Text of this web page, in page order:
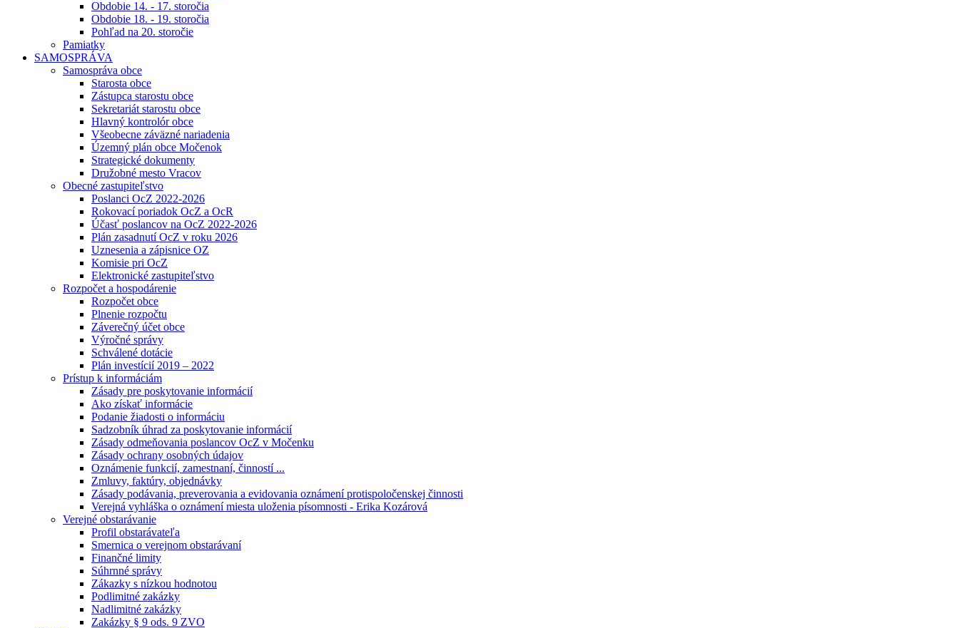
Obdobie 14. - 17. storočia
Obdobie 18. - 19. storočia
Pohľad na 20. storočie
Pamiatky
SAMOSPRÁVA
Samospráva obce
Starosta obce
Zástupca starostu obce
Sekretariát starostu obce
Hlavný kontrolór obce
Všeobecne záväzné nariadenia
Územný plán obce Močenok
Strategické dokumenty
Družobné mesto Vracov
Obecné zastupiteľstvo
Poslanci OcZ 2022-2026
Rokovací poriadok OcZ a OcR
Účasť poslancov na OcZ 2022-2026
Plán zasadnutí OcZ v roku 2026
Uznesenia a zápisnice OZ
Komisie pri OcZ
Elektronické zastupiteľstvo
Rozpočet a hospodárenie
Rozpočet obce
Plnenie rozpočtu
Záverečný účet obce
Výročné správy
Schválené dotácie
Plán investícií 2019 – 2022
Prístup k informáciám
Zásady pre poskytovanie informácií
Ako získať informácie
Podanie žiadosti o informáciu
Sadzobník úhrad za poskytovanie informácií
Zásady odmeňovania poslancov OcZ v Močenku
Zásady ochrany osobných údajov
Oznámenie funkcií, zamestnaní, činností ...
Zmluvy, faktúry, objednávky
Zásady podávania, preverovania a evidovania oznámení protispoločenskej činnosti
Verejná vyhláška o oznámení miesta uloženia písomnosti - Erika Kozárová
Verejné obstarávanie
Profil obstarávateľa
Smernica o verejnom obstarávaní
Finančné limity
Súhrnné správy
Zákazky s nízkou hodnotou
Podlimitné zakázky
Nadlimitné zakázky
Zakázky § 9 ods. 9 ZVO